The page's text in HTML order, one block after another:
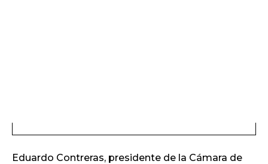
Eduardo Contreras, presidente de la Cámara de